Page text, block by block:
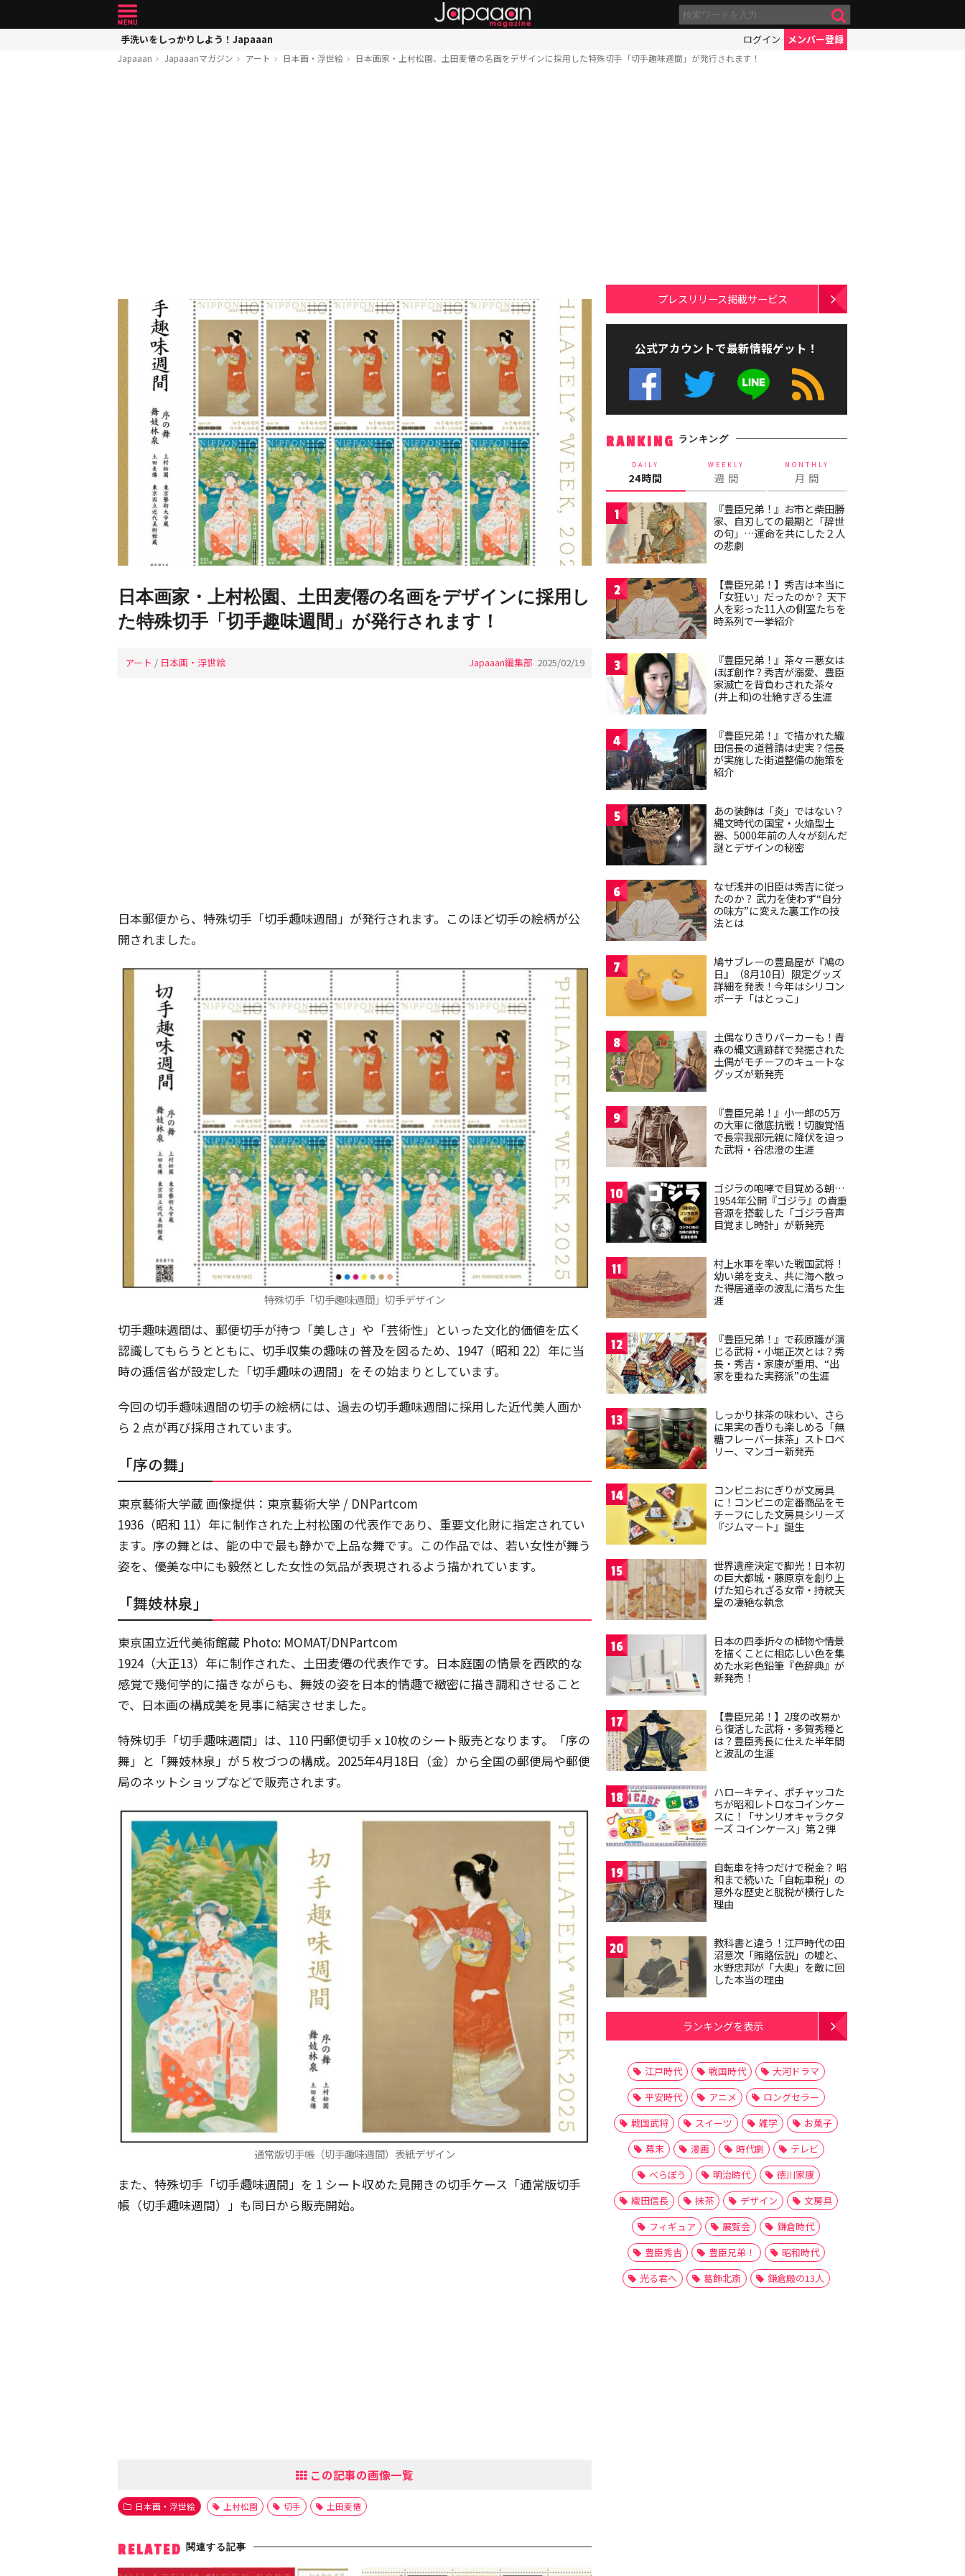
手洗いをしっかりしよう！Japaaan ログイン メンバー登録
Japaaan Japaaanマガジン アート 日本画・浮世絵 日本画家・上村松園、土田麦僊の名画をデザインに採用した特殊切手「切手趣味週間」が発行されます！
日本画家・上村松園、土田麦僊の名画をデザインに採用し
た特殊切手「切手趣味週間」が発行されます！
アート / 日本画・浮世絵 Japaaan編集部 2025/02/19
日本郵便から、特殊切手「切手趣味週間」が発行されます。このほど切手の絵柄が公
開されました。
特殊切手「切手趣味週間」切手デザイン
切手趣味週間は、郵便切手が持つ「美しさ」や「芸術性」といった文化的価値を広く
認識してもらうとともに、切手収集の趣味の普及を図るため、1947（昭和 22）年に当
時の逓信省が設定した「切手趣味の週間」をその始まりとしています。
今回の切手趣味週間の切手の絵柄には、過去の切手趣味週間に採用した近代美人画か
ら 2 点が再び採用されています。
「序の舞」
東京藝術大学蔵 画像提供：東京藝術大学 / DNPartcom
1936（昭和 11）年に制作された上村松園の代表作であり、重要文化財に指定されてい
ます。序の舞とは、能の中で最も静かで上品な舞です。この作品では、若い女性が舞う
姿を、優美な中にも毅然とした女性の気品が表現されるよう描かれています。
「舞妓林泉」
東京国立近代美術館蔵 Photo: MOMAT/DNPartcom
1924（大正13）年に制作された、土田麦僊の代表作です。日本庭園の情景を西欧的な
感覚で幾何学的に描きながらも、舞妓の姿を日本的情趣で緻密に描き調和させること
で、日本画の構成美を見事に結実させました。
特殊切手「切手趣味週間」は、110 円郵便切手ｘ10枚のシート販売となります。「序の
舞」と「舞妓林泉」が５枚づつの構成。2025年4月18日（金）から全国の郵便局や郵便
局のネットショップなどで販売されます。
通常版切手帳（切手趣味週間）表紙デザイン
また、特殊切手「切手趣味週間」を 1 シート収めた見開きの切手ケース「通常版切手
帳（切手趣味週間）」も同日から販売開始。
この記事の画像一覧
日本画・浮世絵 上村松園 切手 土田麦僊
RELATED 関連する記事
プレスリリース掲載サービス
公式アカウントで最新情報ゲット！
RANKING ランキング
DAILY
24時間
WEEKLY
週 間
MONTHLY
月 間
1
『豊臣兄弟！』お市と柴田勝
家、自刃しての最期と「辞世
の句」…運命を共にした２人
の悲劇
2
【豊臣兄弟！】秀吉は本当に
「女狂い」だったのか？ 天下
人を彩った11人の側室たちを
時系列で一挙紹介
3
『豊臣兄弟！』茶々＝悪女は
ほぼ創作？秀吉が溺愛、豊臣
家滅亡を背負わされた茶々
(井上和)の壮絶すぎる生涯
4
『豊臣兄弟！』で描かれた織
田信長の道普請は史実？信長
が実施した街道整備の施策を
紹介
5
あの装飾は「炎」ではない？
縄文時代の国宝・火焔型土
器、5000年前の人々が刻んだ
謎とデザインの秘密
6
なぜ浅井の旧臣は秀吉に従っ
たのか？ 武力を使わず“自分
の味方”に変えた裏工作の技
法とは
7
鳩サブレーの豊島屋が『鳩の
日』（8月10日）限定グッズ
詳細を発表！今年はシリコン
ポーチ「はとっこ」
8
土偶なりきりパーカーも！青
森の縄文遺跡群で発掘された
土偶がモチーフのキュートな
グッズが新発売
9
『豊臣兄弟！』小一郎の5万
の大軍に徹底抗戦！切腹覚悟
で長宗我部元親に降伏を迫っ
た武将・谷忠澄の生涯
10
ゴジラの咆哮で目覚める朝…
1954年公開『ゴジラ』の貴重
音源を搭載した「ゴジラ音声
目覚まし時計」が新発売
11
村上水軍を率いた戦国武将！
幼い弟を支え、共に海へ散っ
た得居通幸の波乱に満ちた生
涯
12
『豊臣兄弟！』で萩原護が演
じる武将・小堀正次とは？秀
長・秀吉・家康が重用、“出
家を重ねた実務派”の生涯
13
しっかり抹茶の味わい、さら
に果実の香りも楽しめる「無
糖フレーバー抹茶」ストロベ
リー、マンゴー新発売
14
コンビニおにぎりが文房具
に！コンビニの定番商品をモ
チーフにした文房具シリーズ
『ジムマート』誕生
15
世界遺産決定で脚光！日本初
の巨大都城・藤原京を創り上
げた知られざる女帝・持統天
皇の凄絶な執念
16
日本の四季折々の植物や情景
を描くことに相応しい色を集
めた水彩色鉛筆『色辞典』が
新発売！
17
【豊臣兄弟！】2度の改易か
ら復活した武将・多賀秀種と
は？豊臣秀長に仕えた半年間
と波乱の生涯
18
ハローキティ、ポチャッコた
ちが昭和レトロなコインケー
スに！「サンリオキャラクタ
ーズ コインケース」第２弾
19
自転車を持つだけで税金？ 昭
和まで続いた「自転車税」の
意外な歴史と脱税が横行した
理由
20
教科書と違う！江戸時代の田
沼意次「賄賂伝説」の嘘と、
水野忠邦が「大奥」を敵に回
した本当の理由
ランキングを表示
江戸時代 戦国時代
大河ドラマ
平安時代
アニメ
ロングセラー
戦国武将
スイーツ 雑学
お菓子
幕末
漫画 時代劇
テレビ
べらぼう
明治時代
徳川家康
織田信長
抹茶 デザイン
文房具
フィギュア
展覧会
鎌倉時代
豊臣秀吉
豊臣兄弟！
昭和時代
光る君へ
葛飾北斎 鎌倉殿の13人